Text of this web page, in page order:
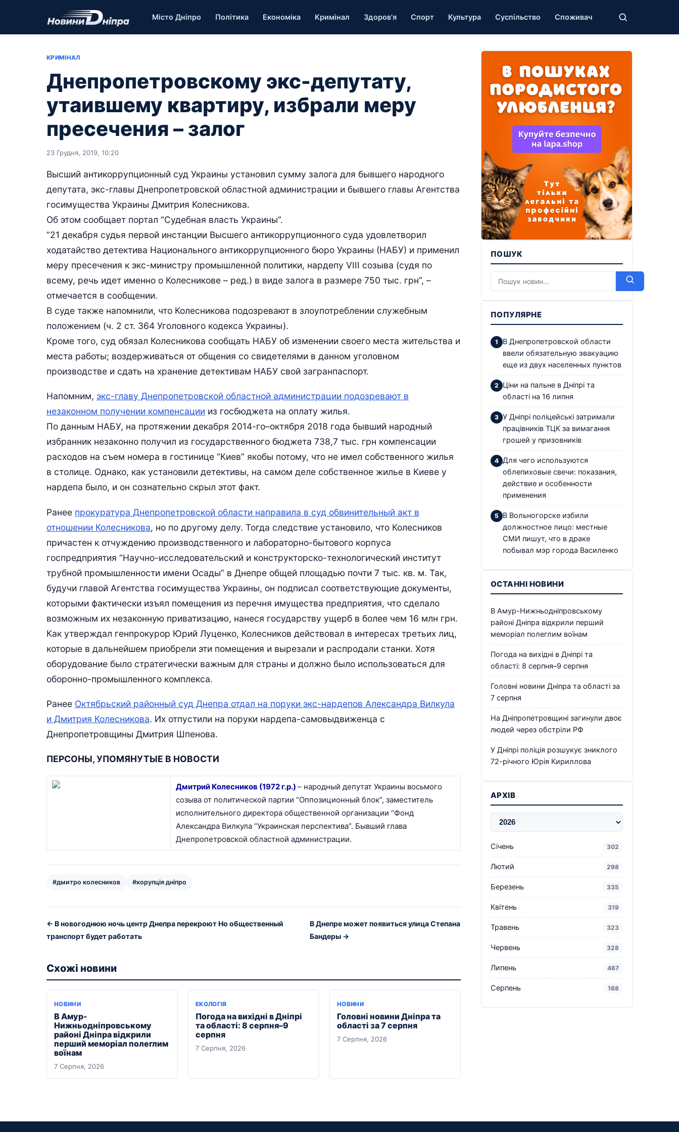
Місто Дніпро Політика Економіка Кримінал Здоров’я Спорт Культура Суспільство Споживач
КРИМІНАЛ
Днепропетровскому экс-депутату,
утаившему квартиру, избрали меру
пресечения – залог
23 Грудня, 2019, 10:20
Высший антикоррупционный суд Украины установил сумму залога для бывшего народного
депутата, экс-главы Днепропетровской областной администрации и бывшего главы Агентства
госимущества Украины Дмитрия Колесникова.
Об этом сообщает портал “Судебная власть Украины”.
“21 декабря судья первой инстанции Высшего антикоррупционного суда удовлетворил
ходатайство детектива Национального антикоррупционного бюро Украины (НАБУ) и применил
меру пресечения к экс-министру промышленной политики, нардепу VIII созыва (судя по
всему, речь идет именно о Колесникове – ред.) в виде залога в размере 750 тыс. грн”, –
отмечается в сообщении.
В суде также напомнили, что Колесникова подозревают в злоупотреблении служебным
положением (ч. 2 ст. 364 Уголовного кодекса Украины).
Кроме того, суд обязал Колесникова сообщать НАБУ об изменении своего места жительства и
места работы; воздерживаться от общения со свидетелями в данном уголовном
производстве и сдать на хранение детективам НАБУ свой загранпаспорт.
Напомним, экс-главу Днепропетровской областной администрации подозревают в
незаконном получении компенсации из госбюджета на оплату жилья.
По данным НАБУ, на протяжении декабря 2014-го–октября 2018 года бывший народный
избранник незаконно получил из государственного бюджета 738,7 тыс. грн компенсации
расходов на съем номера в гостинице “Киев” якобы потому, что не имел собственного жилья
в столице. Однако, как установили детективы, на самом деле собственное жилье в Киеве у
нардепа было, и он сознательно скрыл этот факт.
Ранее прокуратура Днепропетровской области направила в суд обвинительный акт в
отношении Колесникова, но по другому делу. Тогда следствие установило, что Колесников
причастен к отчуждению производственного и лабораторно-бытового корпуса
госпредприятия “Научно-исследовательский и конструкторско-технологический институт
трубной промышленности имени Осады” в Днепре общей площадью почти 7 тыс. кв. м. Так,
будучи главой Агентства госимущества Украины, он подписал соответствующие документы,
которыми фактически изъял помещения из перечня имущества предприятия, что сделало
возможным их незаконную приватизацию, нанеся государству ущерб в более чем 16 млн грн.
Как утверждал генпрокурор Юрий Луценко, Колесников действовал в интересах третьих лиц,
которые в дальнейшем приобрели эти помещения и вырезали и распродали станки. Хотя
оборудование было стратегически важным для страны и должно было использоваться для
оборонно-промышленного комплекса.
Ранее Октябрьский районный суд Днепра отдал на поруки экс-нардепов Александра Вилкула
и Дмитрия Колесникова. Их отпустили на поруки нардепа-самовыдвиженца с
Днепропетровщины Дмитрия Шпенова.
ПЕРСОНЫ, УПОМЯНУТЫЕ В НОВОСТИ
Дмитрий Колесников (1972 г.р.) – народный депутат Украины восьмого
созыва от политической партии “Оппозиционный блок”, заместитель
исполнительного директора общественной организации “Фонд
Александра Вилкула “Украинская перспектива”. Бывший глава
Днепропетровской областной администрации.
#дмитро колесников #корупція дніпро
← В новогоднюю ночь центр Днепра перекроют Но общественный
транспорт будет работать
В Днепре может появиться улица Степана
Бандеры →
Схожі новини
НОВИНИ
В Амур-
Нижньодніпровському
районі Дніпра відкрили
перший меморіал полеглим
воїнам
7 Серпня, 2026
ЕКОЛОГІЯ
Погода на вихідні в Дніпрі
та області: 8 серпня–9
серпня
7 Серпня, 2026
НОВИНИ
Головні новини Дніпра та
області за 7 серпня
7 Серпня, 2026
ПОШУК
ПОПУЛЯРНЕ
В Днепропетровской области
ввели обязательную эвакуацию
еще из двух населенных пунктов
Ціни на пальне в Дніпрі та
області на 16 липня
У Дніпрі поліцейські затримали
працівників ТЦК за вимагання
грошей у призовників
Для чего используются
облепиховые свечи: показания,
действие и особенности
применения
В Вольногорске избили
должностное лицо: местные
СМИ пишут, что в драке
побывал мэр города Василенко
ОСТАННІ НОВИНИ
В Амур-Нижньодніпровському
районі Дніпра відкрили перший
меморіал полеглим воїнам
Погода на вихідні в Дніпрі та
області: 8 серпня–9 серпня
Головні новини Дніпра та області за
7 серпня
На Дніпропетровщині загинули двоє
людей через обстріли РФ
У Дніпрі поліція розшукує зниклого
72-річного Юрія Кириллова
АРХІВ
Січень 302
Лютий 298
Березень 335
Квітень 319
Травень 323
Червень 328
Липень 467
Серпень 168